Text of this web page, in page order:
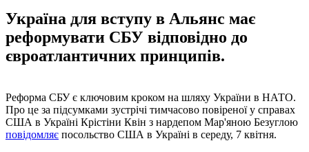
Україна для вступу в Альянс має
реформувати СБУ відповідно до
євроатлантичних принципів.
Реформа СБУ є ключовим кроком на шляху України в НАТО.
Про це за підсумками зустрічі тимчасово повіреної у справах
США в Україні Крістіни Квін з нардепом Мар'яною Безуглою
повідомляє посольство США в Україні в середу, 7 квітня.